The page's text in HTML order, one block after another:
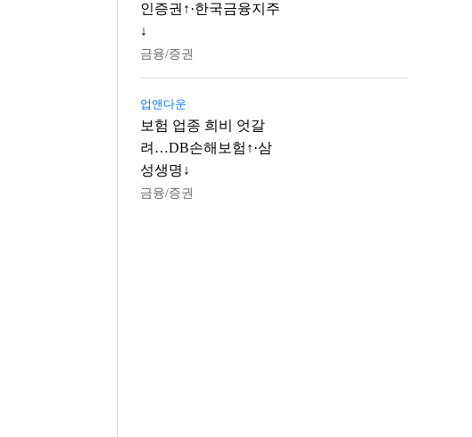
인증권↑·한국금융지주
↓
금융/증권
업앤다운
보험 업종 희비 엇갈
려…DB손해보험↑·삼
성생명↓
금융/증권